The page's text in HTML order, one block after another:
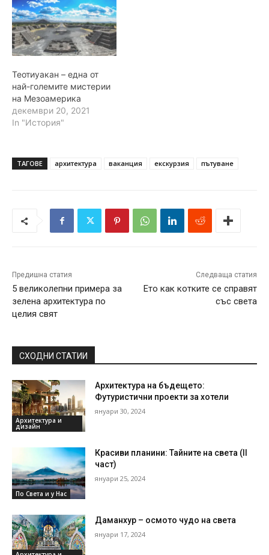
Теотиуакан – една от
най-големите мистерии
на Мезоамерика
декември 20, 2021
In "История"
ТАГОВЕ архитектура ваканция екскурзия пътуване
Предишна статия
5 великолепни примера за
зелена архитектура по
целия свят
Следваща статия
Ето как котките се справят
със света
СХОДНИ СТАТИИ
Архитектура и
дизайн
Архитектура на бъдещето:
Футуристични проекти за хотели
януари 30, 2024
По Света и у Нас
Красиви планини: Тайните на света (II
част)
януари 25, 2024
Даманхур – осмото чудо на света
януари 17, 2024